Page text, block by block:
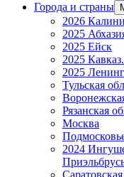
Города и страны
2026
2025
2025 Ейск
2025
2025
Тульская
Рязанская
Москва
2024